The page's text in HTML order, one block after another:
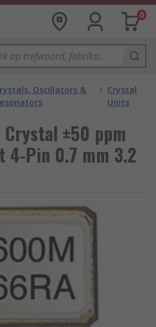
0
Oscillators &
/ Crystal
Units
Crystal ±50 ppm
4-Pin 0.7 mm 3.2